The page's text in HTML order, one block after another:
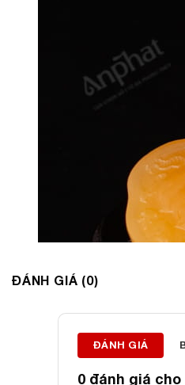
ĐÁNH GIÁ (0)
ĐÁNH GIÁ
0 đánh giá cho